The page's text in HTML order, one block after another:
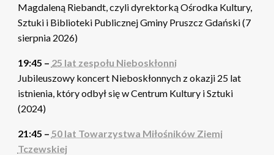
Magdaleną Riebandt, czyli dyrektorką Ośrodka Kultury,
Sztuki i Biblioteki Publicznej Gminy Pruszcz Gdański (7
sierpnia 2026)
19:45 – 25 lat zespołu Nieboskłonni
Jubileuszowy koncert Nieboskłonnych z okazji 25 lat
istnienia, który odbył się w Centrum Kultury i Sztuki
(2024)
21:45 – 50 lat Towarzystwa Miłośników Ziemi
Tczewskiej